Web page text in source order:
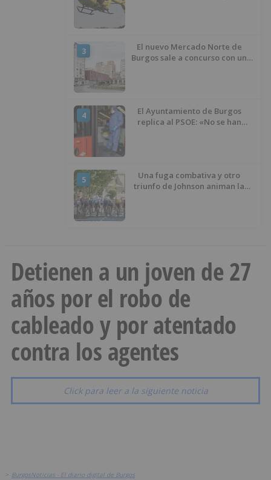
3
El nuevo Mercado Norte de
Burgos sale a concurso con un
4
El Ayuntamiento de Burgos
replica al PSOE: «No se han
5
Una fuga combativa y otro
triunfo de Johnson animan la
Detienen a un joven de 27
años por el robo de
cableado y por atentado
contra los agentes
Click para leer a la siguiente noticia
> BurgosNoticias - El diario digital de Burgos